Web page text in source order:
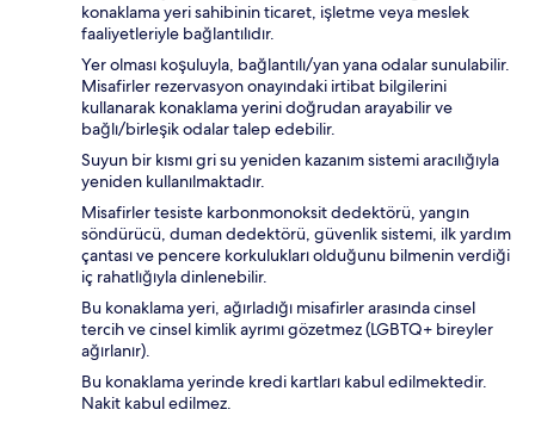
konaklama yeri sahibinin ticaret, işletme veya meslek
faaliyetleriyle bağlantılıdır.
Yer olması koşuluyla, bağlantılı/yan yana odalar sunulabilir.
Misafirler rezervasyon onayındaki irtibat bilgilerini
kullanarak konaklama yerini doğrudan arayabilir ve
bağlı/birleşik odalar talep edebilir.
Suyun bir kısmı gri su yeniden kazanım sistemi aracılığıyla
yeniden kullanılmaktadır.
Misafirler tesiste karbonmonoksit dedektörü, yangın
söndürücü, duman dedektörü, güvenlik sistemi, ilk yardım
çantası ve pencere korkulukları olduğunu bilmenin verdiği
iç rahatlığıyla dinlenebilir.
Bu konaklama yeri, ağırladığı misafirler arasında cinsel
tercih ve cinsel kimlik ayrımı gözetmez (LGBTQ+ bireyler
ağırlanır).
Bu konaklama yerinde kredi kartları kabul edilmektedir.
Nakit kabul edilmez.